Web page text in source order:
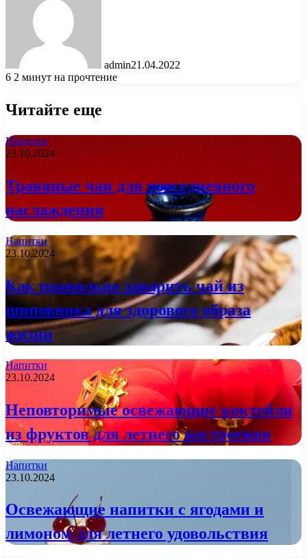
admin21.04.2022
6 2 минут на прочтение
Читайте еще
Напитки
23.10.2024
Травяные чаи для повседневного
наслаждения
Напитки
23.10.2024
Как правильно заварить чай из
шиповника для здорового образа
жизни
Напитки
23.10.2024
Неповторимые освежающие коктейли
из фруктов для летнего настроения
Напитки
23.10.2024
Освежающие напитки с ягодами и
лимоном для летнего удовольствия